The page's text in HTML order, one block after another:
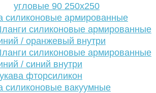
угловые 90 250х250
силиконовые армированные
силиконовые армированные
/ оранжевый внутри
силиконовые армированные
/ синий внутри
фторсиликон
силиконовые вакуумные